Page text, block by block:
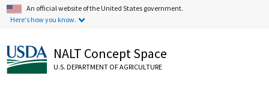
An official website of the United States government.
Here's how you know.
NALT Concept Space
U.S. DEPARTMENT OF AGRICULTURE